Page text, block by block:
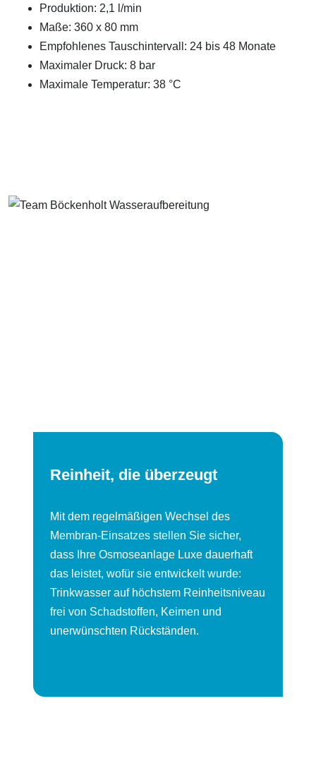
Produktion: 2,1 l/min
Maße: 360 x 80 mm
Empfohlenes Tauschintervall: 24 bis 48 Monate
Maximaler Druck: 8 bar
Maximale Temperatur: 38 °C
Reinheit, die überzeugt
Mit dem regelmäßigen Wechsel des
Membran-Einsatzes stellen Sie sicher,
dass Ihre Osmoseanlage Luxe dauerhaft
das leistet, wofür sie entwickelt wurde:
Trinkwasser auf höchstem Reinheitsniveau
frei von Schadstoffen, Keimen und
unerwünschten Rückständen.